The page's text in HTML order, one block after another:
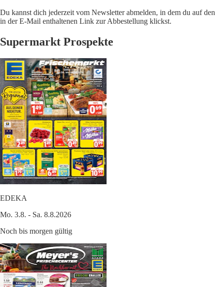
Du kannst dich jederzeit vom Newsletter abmelden, in dem du auf den
in der E-Mail enthaltenen Link zur Abbestellung klickst.
Supermarkt Prospekte
EDEKA
Mo. 3.8. - Sa. 8.8.2026
Noch bis morgen gültig